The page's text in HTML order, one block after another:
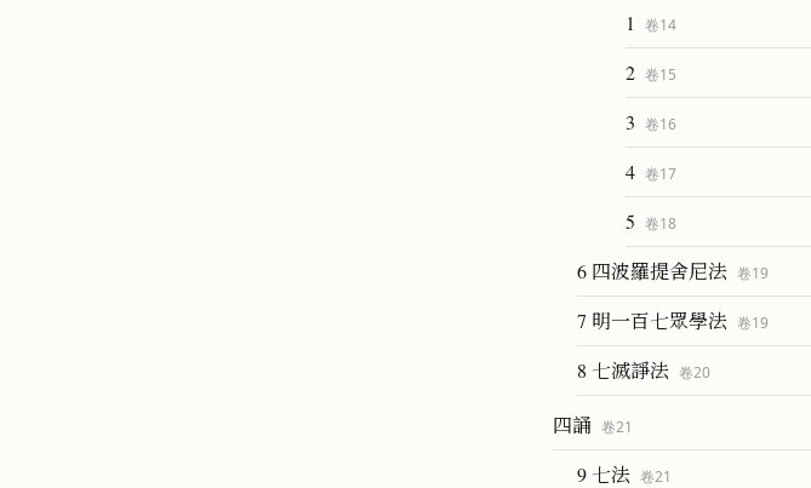
1 卷14
2 卷15
3 卷16
4 卷17
5 卷18
6 四波羅提舍尼法 卷19
7 明一百七眾學法 卷19
8 七滅諍法 卷20
四誦 卷21
9 七法 卷21